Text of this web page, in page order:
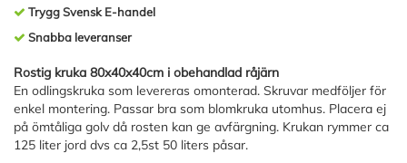
Trygg Svensk E-handel
Snabba leveranser
Rostig kruka 80x40x40cm i obehandlad råjärn
En odlingskruka som levereras omonterad. Skruvar medföljer för
enkel montering. Passar bra som blomkruka utomhus. Placera ej
på ömtåliga golv då rosten kan ge avfärgning. Krukan rymmer ca
125 liter jord dvs ca 2,5st 50 liters påsar.